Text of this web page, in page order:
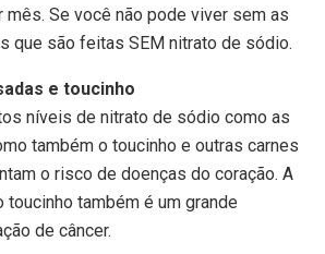
Se você não pode viver sem as
que são feitas SEM nitrato de sódio.
e toucinho
níveis de nitrato de sódio como as
também o toucinho e outras carnes
o risco de doenças do coração. A
toucinho também é um grande
de câncer.